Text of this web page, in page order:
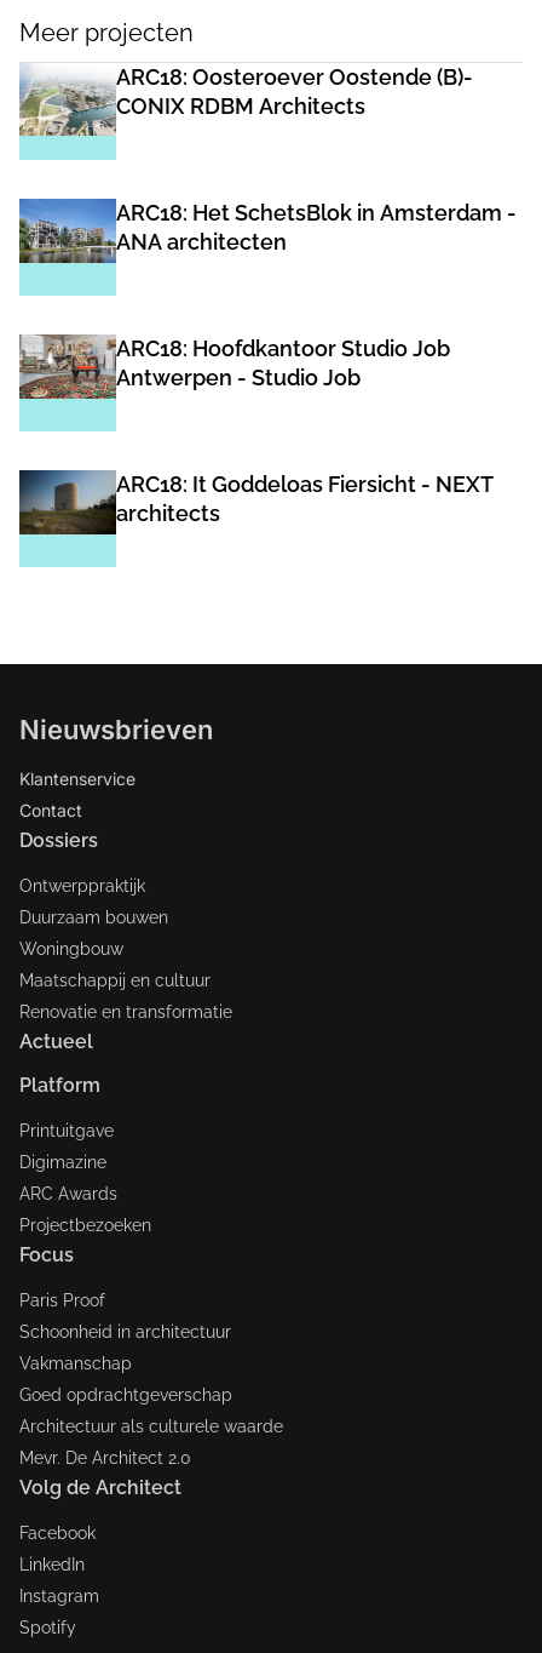
Meer projecten
ARC18: Oosteroever Oostende (B)-
CONIX RDBM Architects
ARC18: Het SchetsBlok in Amsterdam -
ANA architecten
ARC18: Hoofdkantoor Studio Job
Antwerpen - Studio Job
ARC18: It Goddeloas Fiersicht - NEXT
architects
Nieuwsbrieven
Klantenservice
Contact
Dossiers
Ontwerppraktijk
Duurzaam bouwen
Woningbouw
Maatschappij en cultuur
Renovatie en transformatie
Actueel
Platform
Printuitgave
Digimazine
ARC Awards
Projectbezoeken
Focus
Paris Proof
Schoonheid in architectuur
Vakmanschap
Goed opdrachtgeverschap
Architectuur als culturele waarde
Mevr. De Architect 2.0
Volg de Architect
Facebook
LinkedIn
Instagram
Spotify